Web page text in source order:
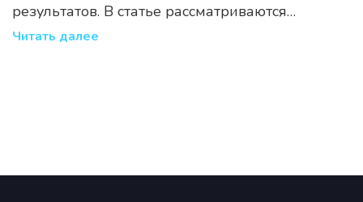
результатов. В статье рассматриваются
ключевые факторы, на которые стоит обратить
Читать далее